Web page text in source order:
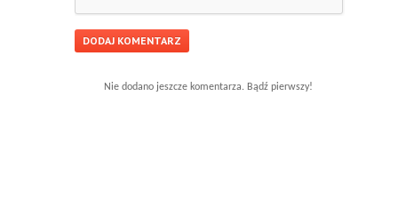
Nie dodano jeszcze komentarza. Bądź pierwszy!